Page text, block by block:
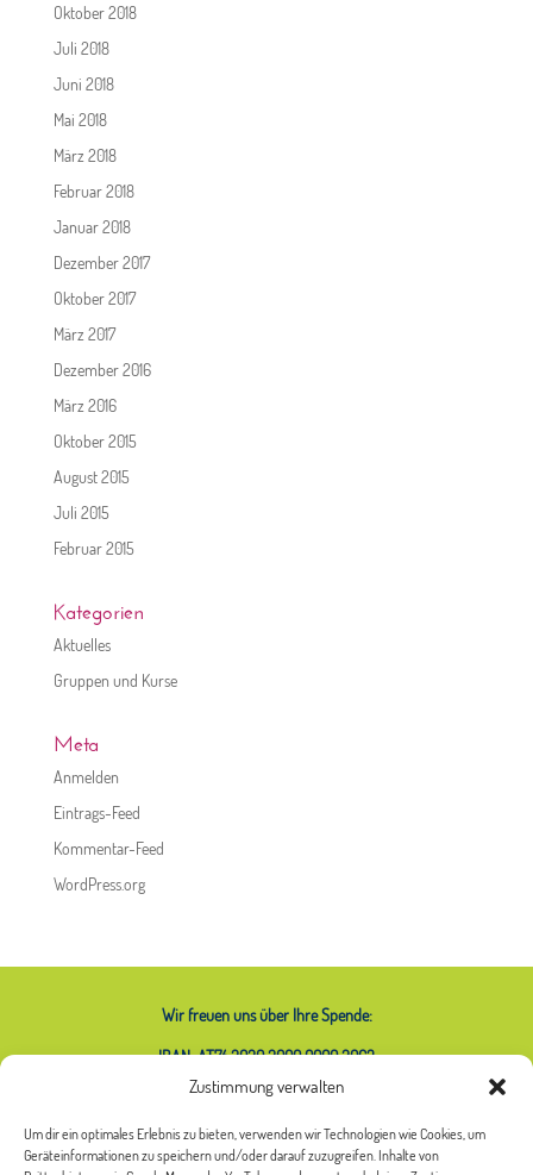
Zustimmung verwalten
Um dir ein optimales Erlebnis zu bieten, verwenden wir Technologien wie Cookies, um
Geräteinformationen zu speichern und/oder darauf zuzugreifen. Inhalte von
Oktober 2018
Juli 2018
Juni 2018
Mai 2018
März 2018
Februar 2018
Januar 2018
Dezember 2017
Oktober 2017
März 2017
Dezember 2016
März 2016
Oktober 2015
August 2015
Juli 2015
Februar 2015
Kategorien
Aktuelles
Gruppen und Kurse
Meta
Anmelden
Eintrags-Feed
Kommentar-Feed
WordPress.org
Wir freuen uns über Ihre Spende:
IBAN: AT74 2020 2000 0000 2063